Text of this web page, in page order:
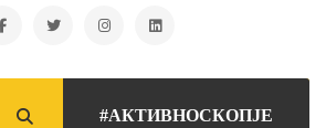
#АКТИВНОСКОПЈЕ